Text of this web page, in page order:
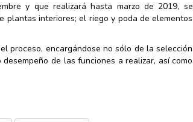
y que realizará hasta marzo de 2019, se
plantas interiores; el riego y poda de elementos
proceso, encargándose no sólo de la selección
de las funciones a realizar, así como